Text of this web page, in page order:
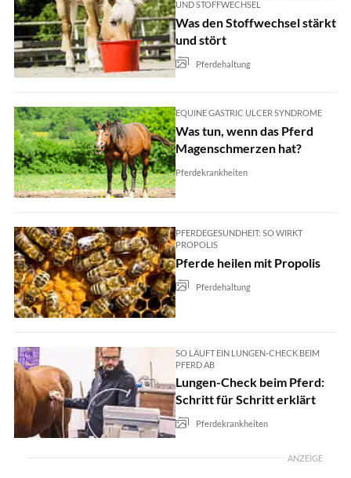
UND STOFFWECHSEL
Was den Stoffwechsel stärkt
und stört
Pferdehaltung
EQUINE GASTRIC ULCER SYNDROME
Was tun, wenn das Pferd
Magenschmerzen hat?
Pferdekrankheiten
PFERDEGESUNDHEIT: SO WIRKT
PROPOLIS
Pferde heilen mit Propolis
Pferdehaltung
SO LÄUFT EIN LUNGEN-CHECK BEIM
PFERD AB
Lungen-Check beim Pferd:
Schritt für Schritt erklärt
Pferdekrankheiten
ANZEIGE